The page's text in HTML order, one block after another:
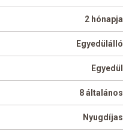
2 hónapja
Egyedülálló
Egyedül
8 általános
Nyugdíjas